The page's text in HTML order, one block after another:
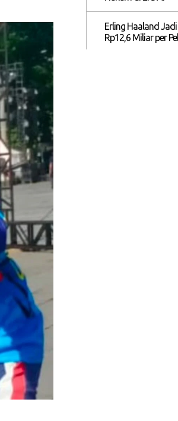
Erling Haaland
Rp12,6 Miliar per